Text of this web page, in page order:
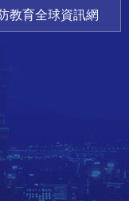
教育全球資訊網